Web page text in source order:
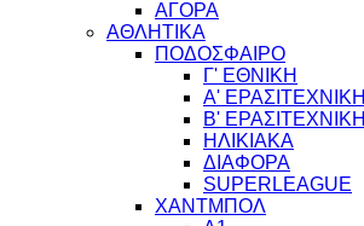
ΑΓΟΡΑ
ΑΘΛΗΤΙΚΑ
ΠΟΔΟΣΦΑΙΡΟ
Γ' ΕΘΝΙΚΗ
Α' ΕΡΑΣΙΤΕΧΝΙΚΗ
Β' ΕΡΑΣΙΤΕΧΝΙΚΗ
ΗΛΙΚΙΑΚΑ
ΔΙΑΦΟΡΑ
SUPERLEAGUE
ΧΑΝΤΜΠΟΛ